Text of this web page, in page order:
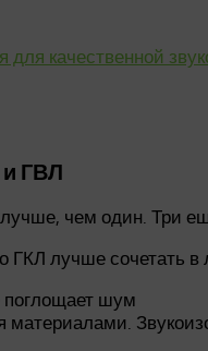
качественной
и ГВЛ
лучше, чем один. Три
ГКЛ лучше сочетать
поглощает шум